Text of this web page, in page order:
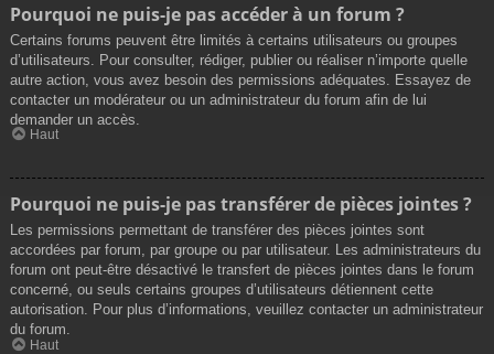
Pourquoi ne puis-je pas accéder à un forum ?
Certains forums peuvent être limités à certains utilisateurs ou groupes
d’utilisateurs. Pour consulter, rédiger, publier ou réaliser n’importe quelle
autre action, vous avez besoin des permissions adéquates. Essayez de
contacter un modérateur ou un administrateur du forum afin de lui
demander un accès.
Haut
Pourquoi ne puis-je pas transférer de pièces jointes ?
Les permissions permettant de transférer des pièces jointes sont
accordées par forum, par groupe ou par utilisateur. Les administrateurs du
forum ont peut-être désactivé le transfert de pièces jointes dans le forum
concerné, ou seuls certains groupes d’utilisateurs détiennent cette
autorisation. Pour plus d’informations, veuillez contacter un administrateur
du forum.
Haut